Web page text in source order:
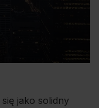
jako solidny